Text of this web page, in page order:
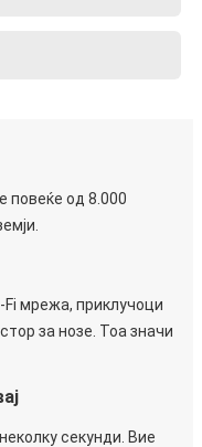
повеќе од 8.000
мрежа, приклучоци
за нозе. Тоа значи
секунди. Вие